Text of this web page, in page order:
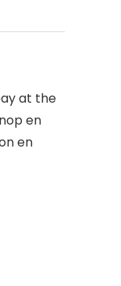
at the
en
en